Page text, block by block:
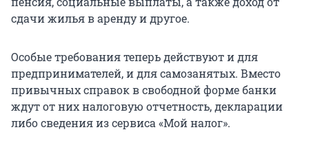
сдачи жилья в аренду и другое.
Особые требования теперь действуют и для
предпринимателей, и для самозанятых. Вместо
привычных справок в свободной форме банки
ждут от них налоговую отчетность, декларации
либо сведения из сервиса «Мой налог».